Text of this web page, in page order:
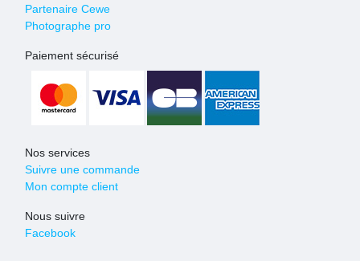
Partenaire Cewe
Photographe pro
Paiement sécurisé
Nos services
Suivre une commande
Mon compte client
Nous suivre
Facebook